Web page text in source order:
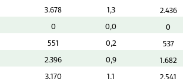
3.678
0
551
2.396
3.170
1,3
0,0
0,2
0,9
1,1
2.436
0
537
1.682